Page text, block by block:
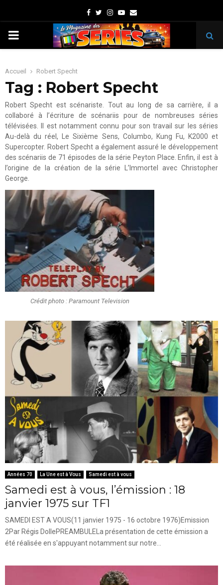
Facebook
TwitterInstagram
Youtube
Email
PRIMARY
Accueil Robert Specht
Tag : Robert Specht
Robert Specht est scénariste. Tout au long de sa carrière, il a
collaboré à l’écriture de scénariis pour de nombreuses séries
télévisées. Il est notamment connu pour son travail sur les séries
Au-delà du réel, Le Sixième Sens, Columbo, Kung Fu, K2000 et
Supercopter. Robert Specht a également assuré le développement
des scénariis de 71 épisodes de la série Peyton Place. Enfin, il est à
l’origine de la création de la série L’Immortel avec Christopher
George.
Crédit photo : Paramount Television
Années 70 La Une est à Vous Samedi est à vous
Samedi est à vous, l’émission : 18
janvier 1975 sur TF1
SAMEDI EST A VOUS(11 janvier 1975 - 16 octobre 1976)Emission
2Par Régis DollePREAMBULELa présentation de cette émission a
été réalisée en s'appuyant notamment sur notre...